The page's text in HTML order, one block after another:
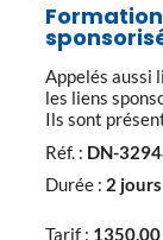
Appelés aussi
les liens
Ils sont
d’image ou de
s’affichent
Réf. : DN-
Durée : 2 jours
Tarif : 1350,00